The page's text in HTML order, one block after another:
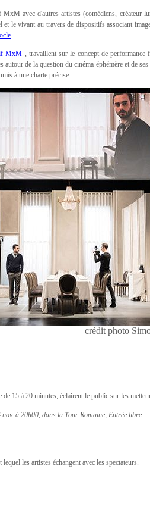
avec d'autres artistes (comédiens, créateur
le vivant au travers de dispositifs associant
.
MxM , travaillent sur le concept de performance
de la question du cinéma éphémère et de
à une charte précise.
crédit photo
15 à 20 minutes, éclairent le public sur les
à 20h00, dans la Tour Romaine, Entrée libre.
les artistes échangent avec les spectateurs.